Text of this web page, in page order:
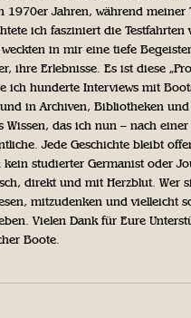
1970er Jahren, während
ich fasziniert die
in mir eine tiefe
ihre Erlebnisse. Es ist diese
ich hunderte Interviews mit
in Archiven, Bibliotheken
das ich nun – nach
Jede Geschichte bleibt
studierter Germanist oder
direkt und mit Herzblut. Wer
mitzudenken und vielleicht
Vielen Dank für Eure
Boote.